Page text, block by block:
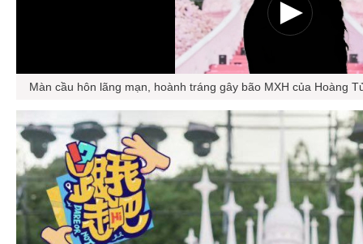
Màn cầu hôn lãng mạn, hoành tráng gây bão MXH của Hoàng